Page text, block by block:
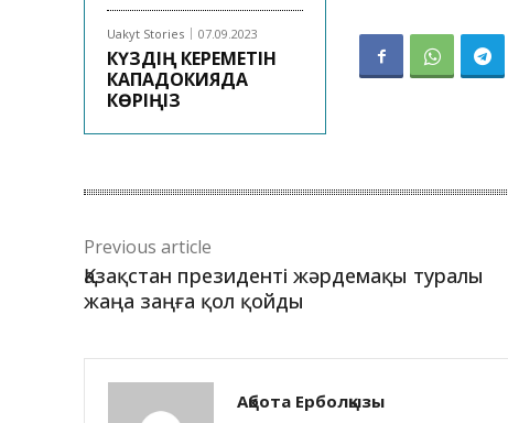
Uakyt Stories 07.09.2023
КҮЗДІҢ КЕРЕМЕТІН
КАПАДОКИЯДА
КӨРІҢІЗ
Previous article
Қазақстан президенті жәрдемақы туралы
жаңа заңға қол қойды
Ақбота Ерболқызы